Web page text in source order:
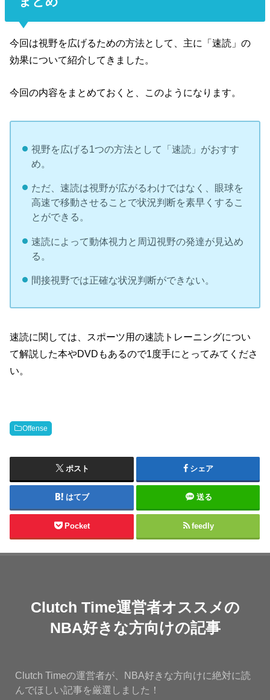
今回は視野を広げるための方法として、主に「速読」の
効果について紹介してきました。
今回の内容をまとめておくと、このようになります。
視野を広げる1つの方法として「速読」がおすす
め。
ただ、速読は視野が広がるわけではなく、眼球を
高速で移動させることで状況判断を素早くするこ
とができる。
速読によって動体視力と周辺視野の発達が見込め
る。
間接視野では正確な状況判断ができない。
速読に関しては、スポーツ用の速読トレーニングについ
て解説した本やDVDもあるので1度手にとってみてくださ
い。
Offense
ポスト シェア
はてブ 送る
Pocket feedly
Clutch Time運営者オススメの
NBA好きな方向けの記事
Clutch Timeの運営者が、NBA好きな方向けに絶対に読
んでほしい記事を厳選しました！